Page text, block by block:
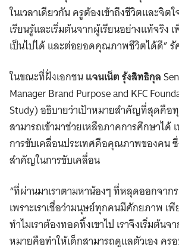
ในเวลาเดียวกัน ครูต้องเข้าถึงชีวิตและจิต
เรียนรู้และเริ่มต้นจากผู้เรียนอย่างแท้จริง
เป็นไปได้ และต่อยอดคุณภาพชีวิตได้ดี” รั
ในขณะที่ฝั่งเอกชนแจนเน็ต รุ้งสิทธิกุล
Manager Brand Purpose and KFC
Study) อธิบายว่าเป้าหมายสำคัญที่สุดคือ
สามารถเข้ามาช่วยเหลือภาคการศึกษาได้
การขับเคลื่อนประเทศคือคุณภาพของคน ซึ่
สำคัญในการขับเคลื่อน
“ที่ผ่านมาเราตามหาน้องๆ ที่หลุดออกจาก
เพราะเราเชื่อว่ามนุษย์ทุกคนมีศักยภาพ เพี
ทำไมเราต้องทอดทิ้งเขาไป เราจึงเริ่มต้นจ
หมายคือทำให้เด็กสามารถดูแลตัวเอง คร